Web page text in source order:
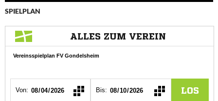
SPIELPLAN